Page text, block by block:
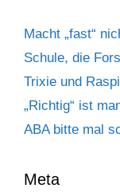
Macht „fast“
Schule, die
Trixie und
„Richtig“ ist
ABA bitte mal
Meta